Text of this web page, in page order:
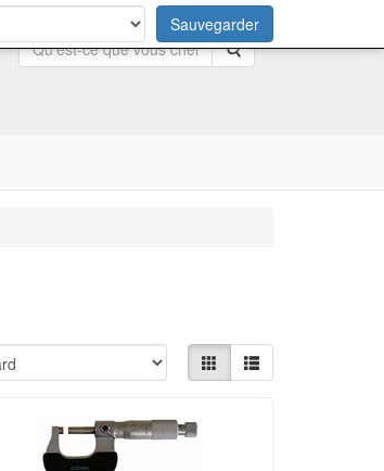
Rechercher
Sauvegarder